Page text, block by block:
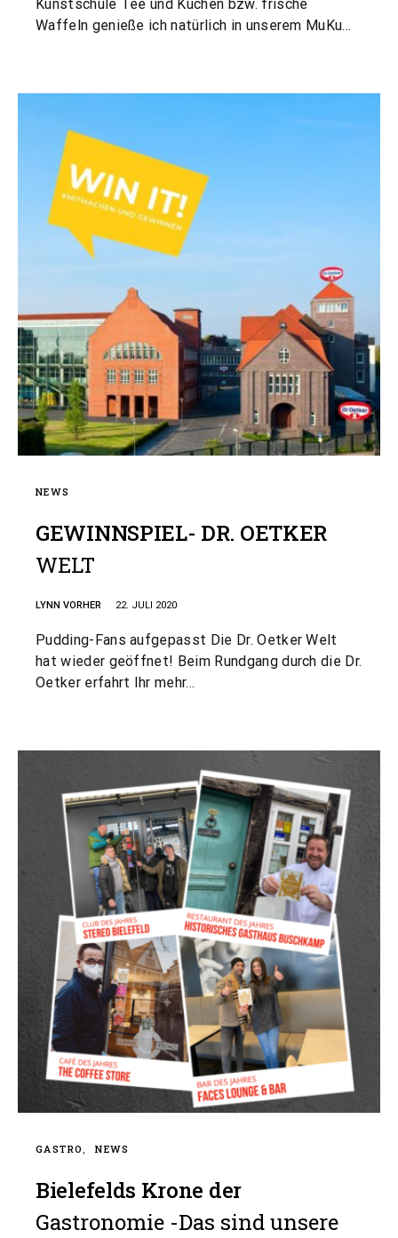
Kunstschule Tee und Kuchen bzw. frische
Waffeln genieße ich natürlich in unserem MuKu…
NEWS
GEWINNSPIEL- DR. OETKER
WELT
LYNN VORHER 22. JULI 2020
Pudding-Fans aufgepasst Die Dr. Oetker Welt
hat wieder geöffnet! Beim Rundgang durch die Dr.
Oetker erfahrt Ihr mehr…
GASTRO NEWS
Bielefelds Krone der
Gastronomie -Das sind unsere